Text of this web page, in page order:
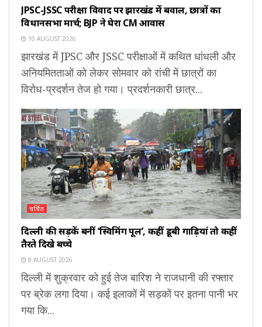
JPSC-JSSC परीक्षा विवाद पर झारखंड में बवाल, छात्रों का
विधानसभा मार्च; BJP ने घेरा CM आवास
10 AUGUST 2026
झारखंड में JPSC और JSSC परीक्षाओं में कथित धांधली और
अनियमितताओं को लेकर सोमवार को रांची में छात्रों का
विरोध-प्रदर्शन तेज हो गया। प्रदर्शनकारी छात्र...
चर्चित
दिल्ली की सड़कें बनीं ‘स्विमिंग पूल’, कहीं डूबी गाड़ियां तो कहीं
तैरते दिखे बच्चे
8 AUGUST 2026
दिल्ली में शुक्रवार को हुई तेज बारिश ने राजधानी की रफ्तार
पर ब्रेक लगा दिया। कई इलाकों में सड़कों पर इतना पानी भर
गया कि...